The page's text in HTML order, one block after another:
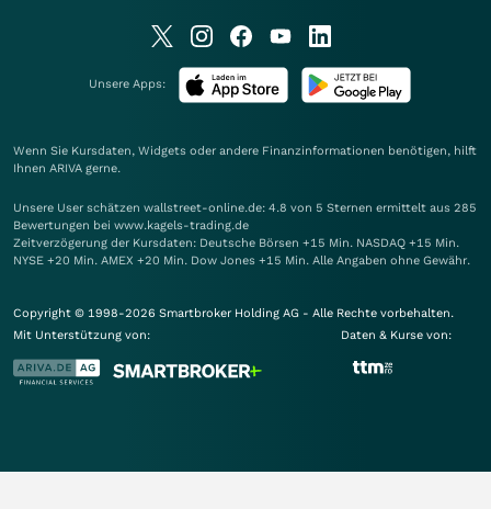
Unsere Apps:
Wenn Sie Kursdaten, Widgets oder andere Finanzinformationen benötigen, hilft
Ihnen ARIVA gerne.
Unsere User schätzen wallstreet-online.de: 4.8 von 5 Sternen ermittelt aus 285
Bewertungen bei www.kagels-trading.de
Zeitverzögerung der Kursdaten: Deutsche Börsen +15 Min. NASDAQ +15 Min.
NYSE +20 Min. AMEX +20 Min. Dow Jones +15 Min. Alle Angaben ohne Gewähr.
Copyright © 1998-2026 Smartbroker Holding AG - Alle Rechte vorbehalten.
Mit Unterstützung von:
Daten & Kurse von: